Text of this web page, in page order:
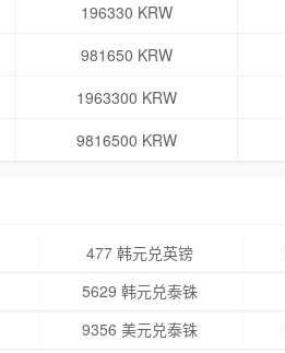
196330 KRW
981650 KRW
1963300 KRW
9816500 KRW
477 韩元兑英镑
5629 韩元兑泰铢
9356 美元兑泰铢